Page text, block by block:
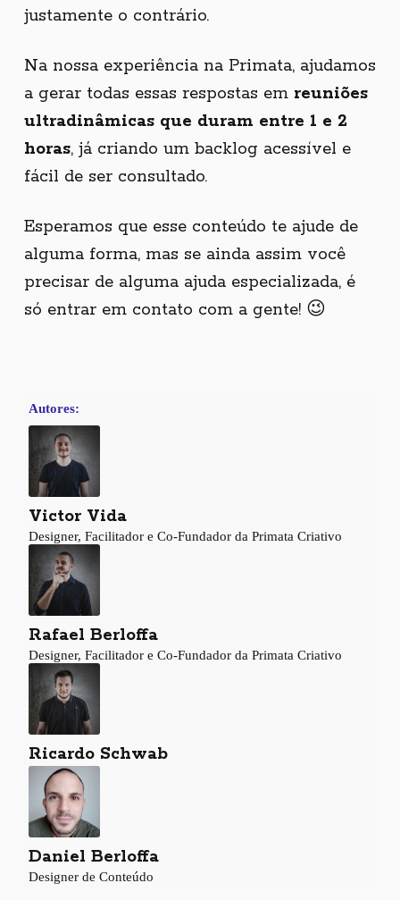
justamente o contrário.
Na nossa experiência na Primata, ajudamos
a gerar todas essas respostas em reuniões
ultradinâmicas que duram entre 1 e 2
horas, já criando um backlog acessível e
fácil de ser consultado.
Esperamos que esse conteúdo te ajude de
alguma forma, mas se ainda assim você
precisar de alguma ajuda especializada, é
só entrar em contato com a gente! 😉
Autores:
Victor Vida
Designer, Facilitador e Co-Fundador da Primata Criativo
Rafael Berloffa
Designer, Facilitador e Co-Fundador da Primata Criativo
Ricardo Schwab
Daniel Berloffa
Designer de Conteúdo